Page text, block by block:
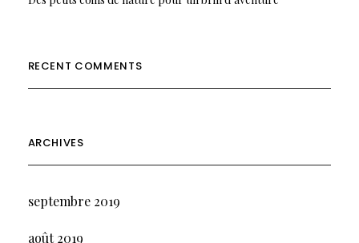
RECENT COMMENTS
ARCHIVES
septembre 2019
août 2019